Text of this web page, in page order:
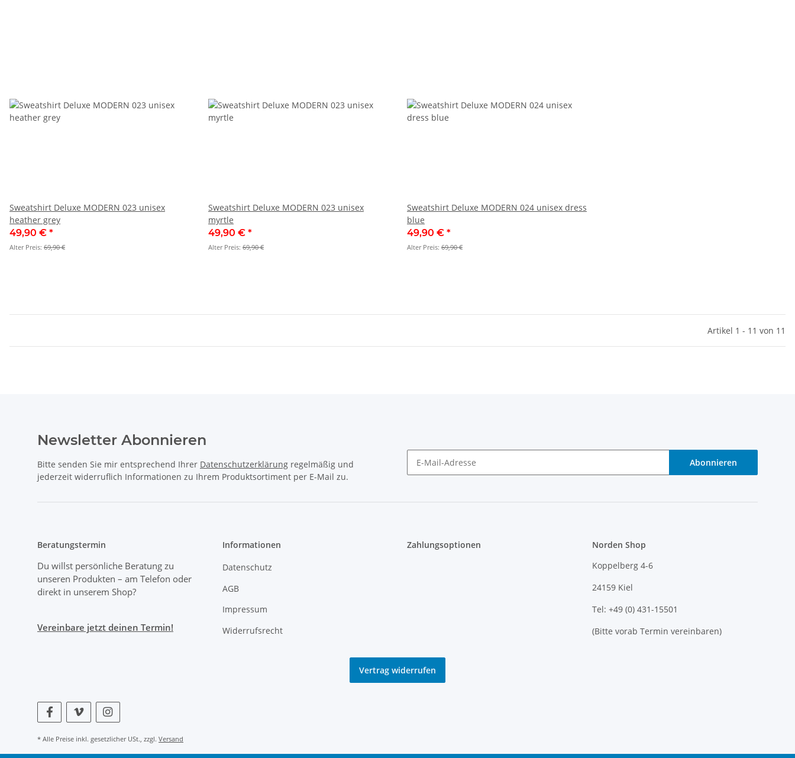
Sweatshirt Deluxe MODERN 023 unisex
heather grey
49,90 € *
Alter Preis: 69,90 €
Sweatshirt Deluxe MODERN 023 unisex
myrtle
49,90 € *
Alter Preis: 69,90 €
Sweatshirt Deluxe MODERN 024 unisex dress
blue
49,90 € *
Alter Preis: 69,90 €
Artikel 1 - 11 von 11
Newsletter Abonnieren
Bitte senden Sie mir entsprechend Ihrer Datenschutzerklärung regelmäßig und
jederzeit widerruflich Informationen zu Ihrem Produktsortiment per E-Mail zu.
Abonnieren
Beratungstermin
Du willst persönliche Beratung zu
unseren Produkten – am Telefon oder
direkt in unserem Shop?
Vereinbare jetzt deinen Termin!
Informationen
Datenschutz
AGB
Impressum
Widerrufsrecht
Zahlungsoptionen
Norden Shop
Koppelberg 4-6
24159 Kiel
Tel: +49 (0) 431-15501
(Bitte vorab Termin vereinbaren)
Vertrag widerrufen
* Alle Preise inkl. gesetzlicher USt., zzgl. Versand